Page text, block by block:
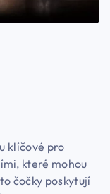
klíčové pro
které mohou
čočky poskytují